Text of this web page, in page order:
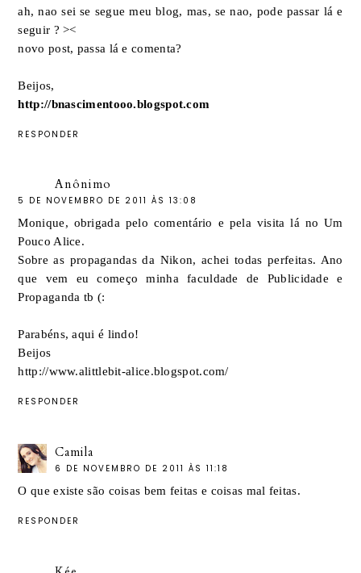
ah, nao sei se segue meu blog, mas, se nao, pode passar lá e
seguir ? ><
novo post, passa lá e comenta?
Beijos,
http://bnascimentooo.blogspot.com
RESPONDER
Anônimo
5 DE NOVEMBRO DE 2011 ÀS 13:08
Monique, obrigada pelo comentário e pela visita lá no Um
Pouco Alice.
Sobre as propagandas da Nikon, achei todas perfeitas. Ano
que vem eu começo minha faculdade de Publicidade e
Propaganda tb (:
Parabéns, aqui é lindo!
Beijos
http://www.alittlebit-alice.blogspot.com/
RESPONDER
Camila
6 DE NOVEMBRO DE 2011 ÀS 11:18
O que existe são coisas bem feitas e coisas mal feitas.
RESPONDER